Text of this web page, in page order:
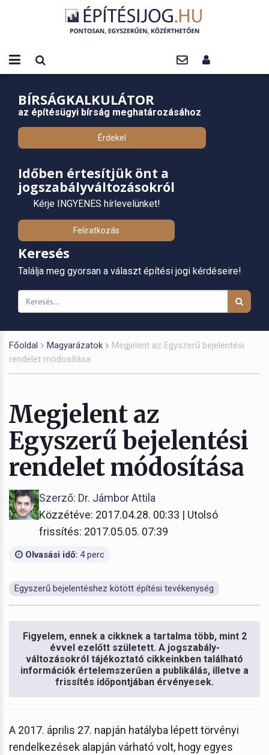
BÍRSÁGKALKULÁTOR
az építésügyi bírság meghatározásához
Érdekel
Időben értesítjük önt a
jogszabályváltozásokról
Kérje INGYENES hírlevelünket!
Feliratkozás
Keresés
Találja meg gyorsan a választ építési jogi kérdéseire!
Főoldal Magyarázatok
Megjelent az Egyszerű bejelentési
rendelet módosítása
Megjelent az
Egyszerű bejelentési
rendelet módosítása
Szerző: Dr. Jámbor Attila
Közzétéve: 2017.04.28. 00:33 | Utolsó
frissítés: 2017.05.05. 07:39
Olvasási idő: 4 perc
Egyszerű bejelentéshez kötött építési tevékenység
Figyelem, ennek a cikknek a tartalma több, mint 2
évvel ezelőtt született. A jogszabály-
változásokról tájékoztató cikkeinkben található
információk értelemszerűen a publikálás, illetve a
frissítés időpontjában érvényesek.
A 2017. április 27. napján hatályba lépett törvényi
rendelkezések alapján várható volt, hogy egyes